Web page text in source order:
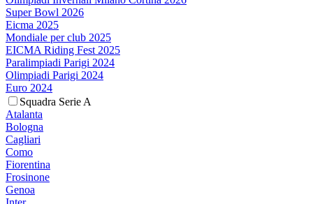
Super Bowl 2026
Eicma 2025
Mondiale per club 2025
EICMA Riding Fest 2025
Paralimpiadi Parigi 2024
Olimpiadi Parigi 2024
Euro 2024
Squadra Serie A
Atalanta
Bologna
Cagliari
Como
Fiorentina
Frosinone
Genoa